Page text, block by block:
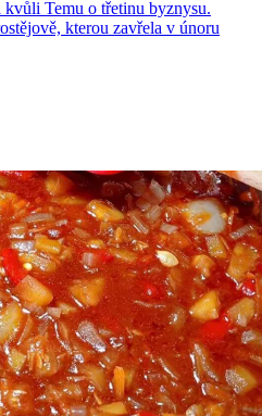
Temu o třetinu byznysu.
kterou zavřela v únoru